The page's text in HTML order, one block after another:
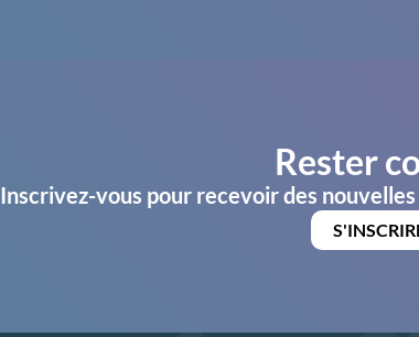
Rester
Inscrivez-vous pour recevoir des